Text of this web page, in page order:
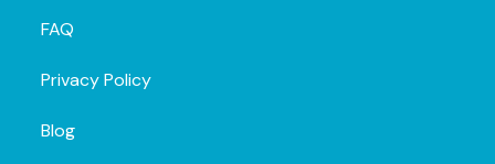
FAQ
Privacy Policy
Blog